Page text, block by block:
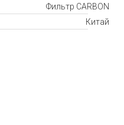
Фильтр CARBON
Китай